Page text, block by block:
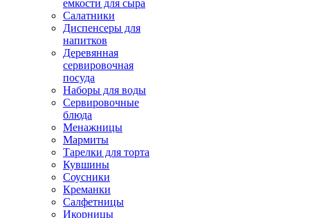
емкости для сыра
Салатники
Диспенсеры для
напитков
Деревянная
сервировочная
посуда
Наборы для воды
Сервировочные
блюда
Менажницы
Мармиты
Тарелки для торта
Кувшины
Соусники
Креманки
Салфетницы
Икорницы